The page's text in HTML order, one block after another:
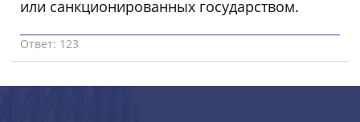
или санкционированных государством.
Ответ: 123